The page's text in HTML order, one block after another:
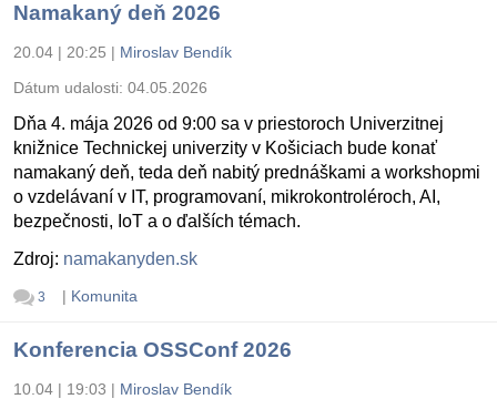
Namakaný deň 2026
20.04 | 20:25 | Miroslav Bendík
Dátum udalosti: 04.05.2026
Dňa 4. mája 2026 od 9:00 sa v priestoroch Univerzitnej
knižnice Technickej univerzity v Košiciach bude konať
namakaný deň, teda deň nabitý prednáškami a workshopmi
o vzdelávaní v IT, programovaní, mikrokontroléroch, AI,
bezpečnosti, IoT a o ďalších témach.
Zdroj: namakanyden.sk
3 | Komunita
Konferencia OSSConf 2026
10.04 | 19:03 | Miroslav Bendík